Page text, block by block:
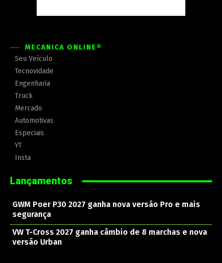
MECÂNICA ONLINE®
Seu Veículo
Tecnovidade
Engenharia
Truck
Mercado
Automotivas
Especiais
YT
Insta
Lançamentos
GWM Poer P30 2027 ganha nova versão Pro e mais
segurança
VW T-Cross 2027 ganha câmbio de 8 marchas e nova
versão Urban